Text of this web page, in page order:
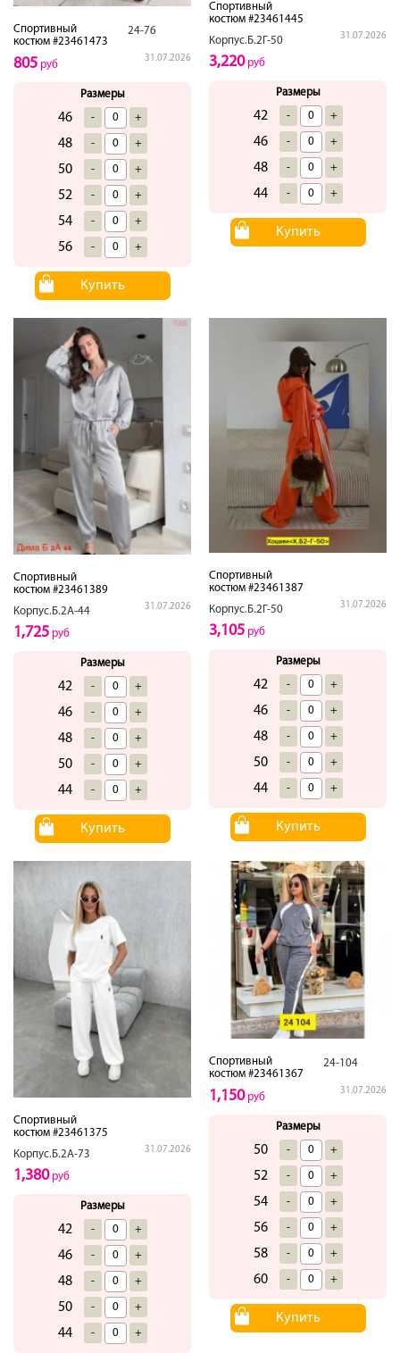
Спортивный
костюм #23461473
24-76
31.07.2026
805 руб
Размеры
46 - +
48 - +
50 - +
52 - +
54 - +
56 - +
Купить
Спортивный
костюм #23461445
Корпус.Б.2Г-50
31.07.2026
3,220руб
Размеры
42 - +
46 - +
48 - +
44 - +
Купить
Спортивный
костюм #23461389
Корпус.Б.2А-44
31.07.2026
1,725 руб
Размеры
42 - +
46 - +
48 - +
50 - +
44 - +
Купить
Спортивный
костюм #23461387
Корпус.Б.2Г-50
31.07.2026
3,105 руб
Размеры
42 - +
46 - +
48 - +
50 - +
44 - +
Купить
Спортивный
костюм #23461375
Корпус.Б.2А-73
31.07.2026
1,380руб
Размеры
42 - +
46 - +
48 - +
50 - +
44 - +
Спортивный
костюм #23461367
24-104
31.07.2026
1,150руб
Размеры
50 - +
52 - +
54 - +
56 - +
58 - +
60 - +
Купить